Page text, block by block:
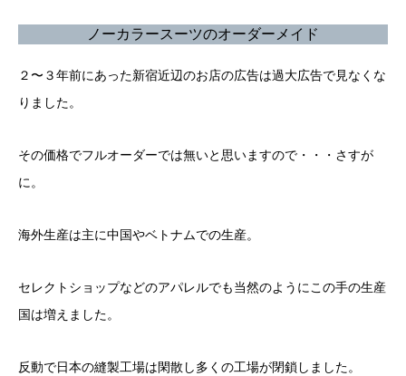
ノーカラースーツのオーダーメイド
２〜３年前にあった新宿近辺のお店の広告は過大広告で見なくな
りました。
その価格でフルオーダーでは無いと思いますので・・・さすが
に。
海外生産は主に中国やベトナムでの生産。
セレクトショップなどのアパレルでも当然のようにこの手の生産
国は増えました。
反動で日本の縫製工場は閑散し多くの工場が閉鎖しました。